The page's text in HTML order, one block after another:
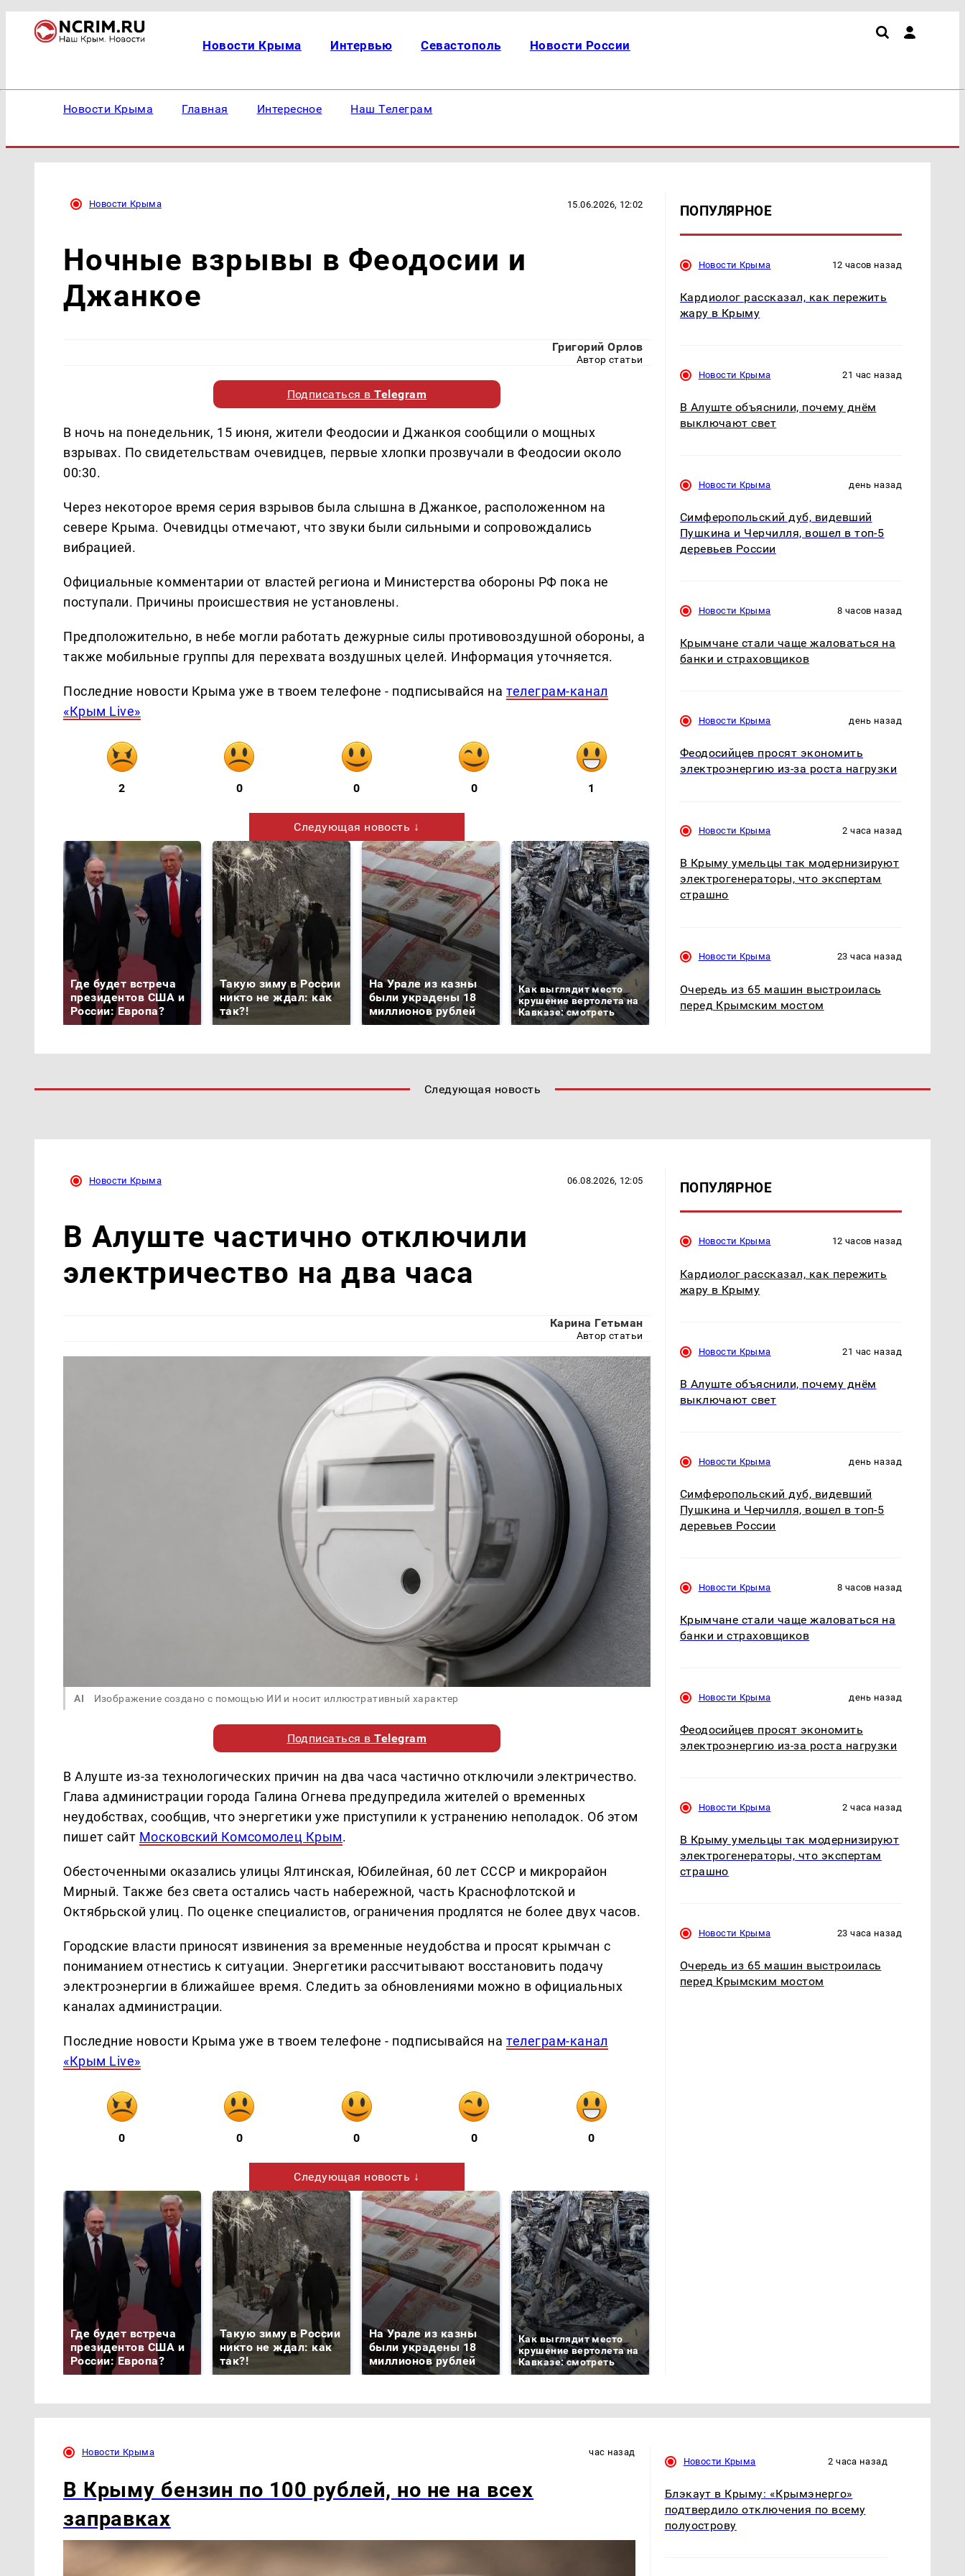
Новости Крыма Интервью Севастополь Новости России
Новости Крыма Главная Интересное Наш Телеграм
Новости Крыма 15.06.2026, 12:02
Ночные взрывы в Феодосии и
Джанкое
Григорий Орлов
Автор статьи
Подписаться вTelegram
В ночь на понедельник, 15 июня, жители Феодосии и Джанкоя сообщили о мощных
взрывах. По свидетельствам очевидцев, первые хлопки прозвучали в Феодосии около
00:30.
Через некоторое время серия взрывов была слышна в Джанкое, расположенном на
севере Крыма. Очевидцы отмечают, что звуки были сильными и сопровождались
вибрацией.
Официальные комментарии от властей региона и Министерства обороны РФ пока не
поступали. Причины происшествия не установлены.
Предположительно, в небе могли работать дежурные силы противовоздушной обороны, а
также мобильные группы для перехвата воздушных целей. Информация уточняется.
Последние новости Крыма уже в твоем телефоне - подписывайся нателеграм-канал
«Крым Live»
2 0 0 0 1
Следующая новость ↓
Где будет встреча
президентов США и
России: Европа?
Такую зиму в России
никто не ждал: как
так?!
На Урале из казны
были украдены 18
миллионов рублей
Как выглядит место
крушение вертолета на
Кавказе: смотреть
Не ешьте эту
готовую еду из
магазина: список
жестокое убийство
криптомиллионера
ПОПУЛЯРНОЕ
Новости Крыма 12 часов назад
Кардиолог рассказал, как пережить
жару в Крыму
Новости Крыма 21 час назад
В Алуште объяснили, почему днём
выключают свет
Новости Крыма день назад
Симферопольский дуб, видевший
Пушкина и Черчилля, вошел в топ-5
деревьев России
Новости Крыма 8 часов назад
Крымчане стали чаще жаловаться на
банки и страховщиков
Новости Крыма день назад
Феодосийцев просят экономить
электроэнергию из-за роста нагрузки
Новости Крыма 2 часа назад
В Крыму умельцы так модернизируют
электрогенераторы, что экспертам
страшно
Новости Крыма 23 часа назад
Очередь из 65 машин выстроилась
перед Крымским мостом
Следующая новость
Новости Крыма 06.08.2026, 12:05
В Алуште частично отключили
электричество на два часа
Карина Гетьман
Автор статьи
AI Изображение создано с помощью ИИ и носит иллюстративный характер
Подписаться вTelegram
В Алуште из-за технологических причин на два часа частично отключили электричество.
Глава администрации города Галина Огнева предупредила жителей о временных
неудобствах, сообщив, что энергетики уже приступили к устранению неполадок. Об этом
пишет сайт Московский Комсомолец Крым.
Обесточенными оказались улицы Ялтинская, Юбилейная, 60 лет СССР и микрорайон
Мирный. Также без света остались часть набережной, часть Краснофлотской и
Октябрьской улиц. По оценке специалистов, ограничения продлятся не более двух часов.
Городские власти приносят извинения за временные неудобства и просят крымчан с
пониманием отнестись к ситуации. Энергетики рассчитывают восстановить подачу
электроэнергии в ближайшее время. Следить за обновлениями можно в официальных
каналах администрации.
Последние новости Крыма уже в твоем телефоне - подписывайся нателеграм-канал
«Крым Live»
0 0 0 0 0
Следующая новость ↓
Где будет встреча
президентов США и
России: Европа?
Такую зиму в России
никто не ждал: как
так?!
На Урале из казны
были украдены 18
миллионов рублей
Как выглядит место
крушение вертолета на
Кавказе: смотреть
ПОПУЛЯРНОЕ
Новости Крыма 12 часов назад
Кардиолог рассказал, как пережить
жару в Крыму
Новости Крыма 21 час назад
В Алуште объяснили, почему днём
выключают свет
Новости Крыма день назад
Симферопольский дуб, видевший
Пушкина и Черчилля, вошел в топ-5
деревьев России
Новости Крыма 8 часов назад
Крымчане стали чаще жаловаться на
банки и страховщиков
Новости Крыма день назад
Феодосийцев просят экономить
электроэнергию из-за роста нагрузки
Новости Крыма 2 часа назад
В Крыму умельцы так модернизируют
электрогенераторы, что экспертам
страшно
Новости Крыма 23 часа назад
Очередь из 65 машин выстроилась
перед Крымским мостом
Новости Крыма час назад
В Крыму бензин по 100 рублей, но не на всех
заправках
Новости Крыма 2 часа назад
Блэкаут в Крыму: «Крымэнерго»
подтвердило отключения по всему
полуострову